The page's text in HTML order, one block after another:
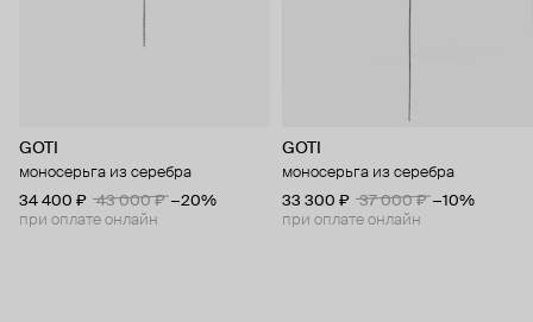
GOTI
моносерьга из серебра
34 400 ₽
43 000 ₽ −20%
при оплате онлайн
GOTI
моносерьга из серебра
33 300 ₽
37 000 ₽ −10%
при оплате онлайн